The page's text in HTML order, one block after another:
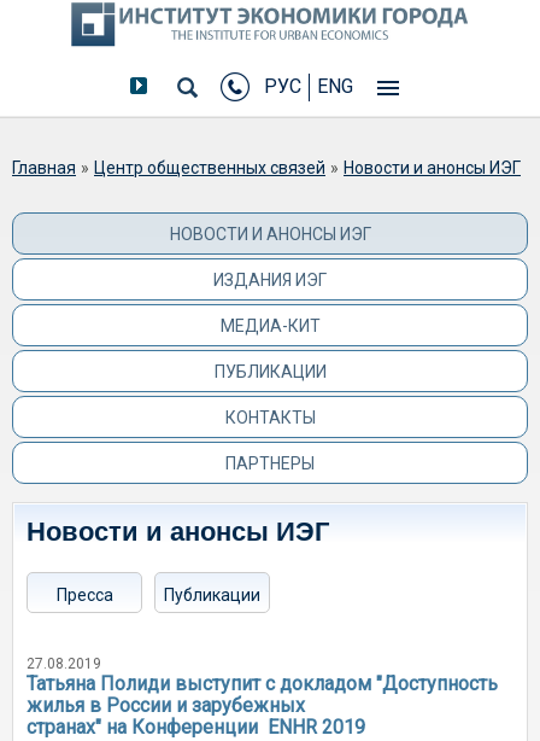
РУС ENG
Вы здесь
Главная » Центр общественных связей » Новости и анонсы ИЭГ
НОВОСТИ И АНОНСЫ ИЭГ
ИЗДАНИЯ ИЭГ
МЕДИА-КИТ
ПУБЛИКАЦИИ
КОНТАКТЫ
ПАРТНЕРЫ
Новости и анонсы ИЭГ
Пресса Публикации
27.08.2019
Татьяна Полиди выступит с докладом "Доступность
жилья в России и зарубежных
странах" на Конференции ENHR 2019